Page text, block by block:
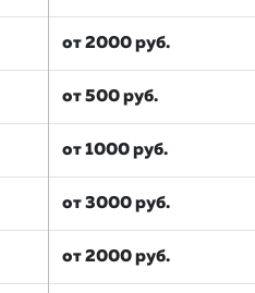
от 2000 руб.
от 500 руб.
от 1000 руб.
от 3000 руб.
от 2000 руб.